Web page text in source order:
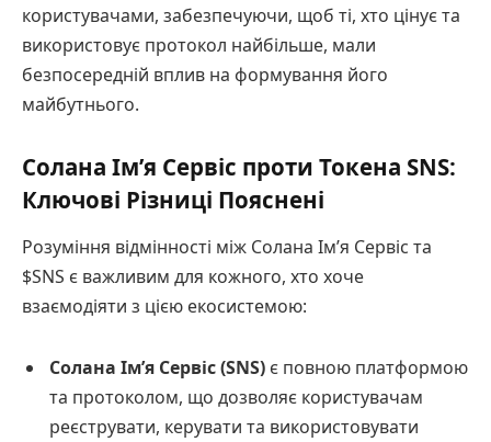
користувачами, забезпечуючи, щоб ті, хто цінує та
використовує протокол найбільше, мали
безпосередній вплив на формування його
майбутнього.
Солана Ім’я Сервіс проти Токена SNS:
Ключові Різниці Пояснені
Розуміння відмінності між Солана Ім’я Сервіс та
$SNS є важливим для кожного, хто хоче
взаємодіяти з цією екосистемою:
Солана Ім’я Сервіс (SNS) є повною платформою
та протоколом, що дозволяє користувачам
реєструвати, керувати та використовувати